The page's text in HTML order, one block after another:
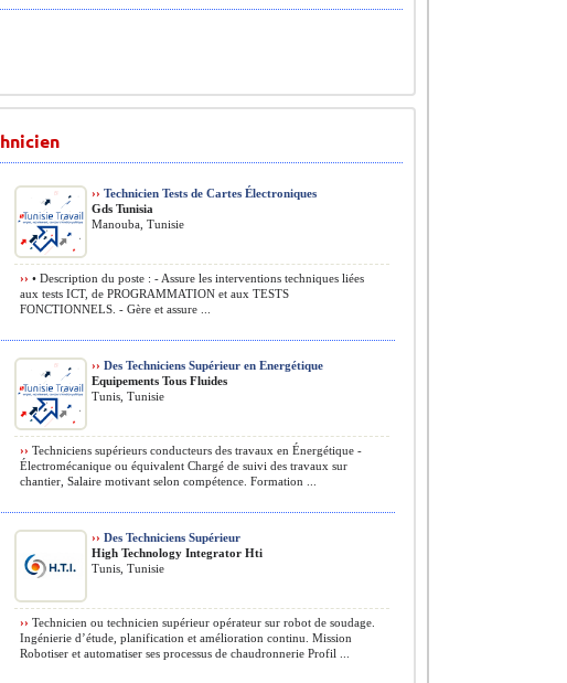
›› Technicien Tests de Cartes Électroniques
Gds Tunisia
Manouba, Tunisie
›› • Description du poste : - Assure les interventions techniques liées
aux tests ICT, de PROGRAMMATION et aux TESTS
FONCTIONNELS. - Gère et assure ...
›› Des Techniciens Supérieur en Energétique
Equipements Tous Fluides
Tunis, Tunisie
›› Techniciens supérieurs conducteurs des travaux en Énergétique -
Électromécanique ou équivalent Chargé de suivi des travaux sur
chantier, Salaire motivant selon compétence. Formation ...
›› Des Techniciens Supérieur
High Technology Integrator Hti
Tunis, Tunisie
›› Technicien ou technicien supérieur opérateur sur robot de soudage.
Ingénierie d’étude, planification et amélioration continu. Mission
Robotiser et automatiser ses processus de chaudronnerie Profil ...